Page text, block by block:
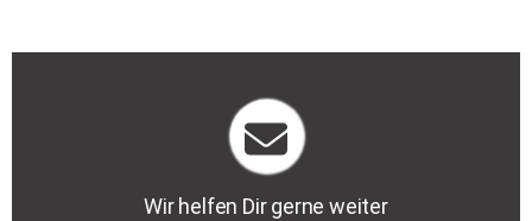
Wir helfen Dir gerne weiter